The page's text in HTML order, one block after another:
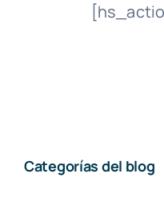
Categorías del blog